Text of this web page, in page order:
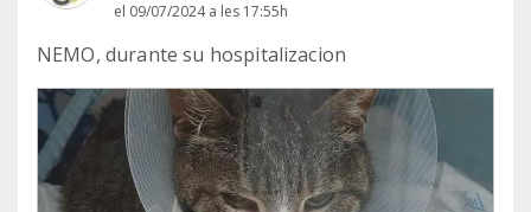
el 09/07/2024 a les 17:55h
NEMO, durante su hospitalizacion